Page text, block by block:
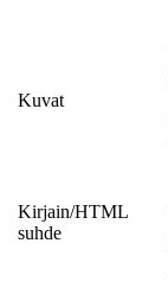
Kuvat
Kirjain/HTML
suhde